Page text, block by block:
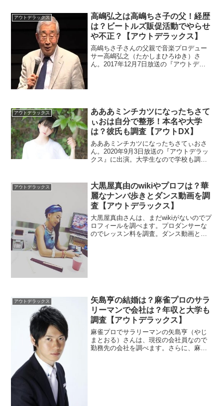
アウトデラックス
高嶋弘之は高嶋ちさ子の父！経歴
は？ビートルズ販促活動でやらせ
や不正？【アウトデラックス】
高嶋ちさ子さんの父親で音楽プロデュー
サー高嶋弘之（たかしまひろゆき）さ
ん。2017年12月7日放送の『アウトデラ
アウトデラックス
あああミンチカツになったちさて
ぃおは自分で整形！本名や大学
は？彼氏も調査【アウトDX】
あああミンチカツになったちさてぃおさ
ん。2020年9月3日放送の『アウトデラッ
クス』に出演。大学生なので学校も調べ
アウトデラックス
大黒屋真由のwikiやプロフは？華
麗なナンバ歩きとダンス動画を調
査【アウトデラックス】
大黒屋真由さんは、まだwikiがないのでプ
ロフィールを調べます。プロダンサーな
のでレッスン料を調査。ダンス動画と
アウトデラックス
矢島亨の結婚は？麻雀プロのサラ
リーマンで会社は？年収と大学も
調査【アウトデラックス】
麻雀プロでサラリーマンの矢島亨（やじ
まとおる）さんは、現役の会社員なので
勤務先の会社を調べます。さらに、麻雀